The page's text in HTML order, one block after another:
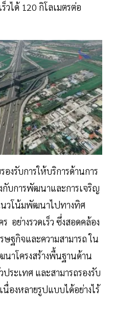
วได้ 120 กิโลเมตรต่อ
องรับการให้บริการด้านการ
กับการพัฒนาและการเจริญ
วโน้มพัฒนาไปทางทิศ
อย่างรวดเร็ว ซึ่งสอดคล้อง
ฐกิจและความสามารถ ใน
าโครงสร้างพื้นฐานด้าน
ะเทศ และสามารถรองรับ
นื่องหลายรูปแบบได้อย่างไร้